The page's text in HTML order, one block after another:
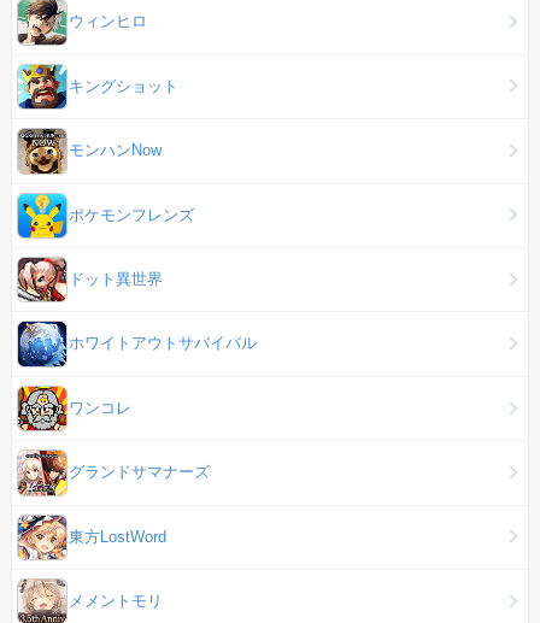
ウィンヒロ
キングショット
モンハンNow
ポケモンフレンズ
ドット異世界
ホワイトアウトサバイバル
ワンコレ
グランドサマナーズ
東方LostWord
メメントモリ